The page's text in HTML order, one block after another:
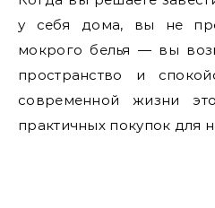
у себя дома, вы не
мокрого белья — вы
пространство и
современной жизни
практичных покупок для